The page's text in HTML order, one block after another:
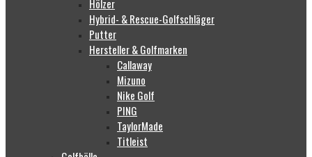
Hölzer
Hybrid- & Rescue-Golfschläger
Putter
Hersteller & Golfmarken
Callaway
Mizuno
Nike Golf
PING
TaylorMade
Titleist